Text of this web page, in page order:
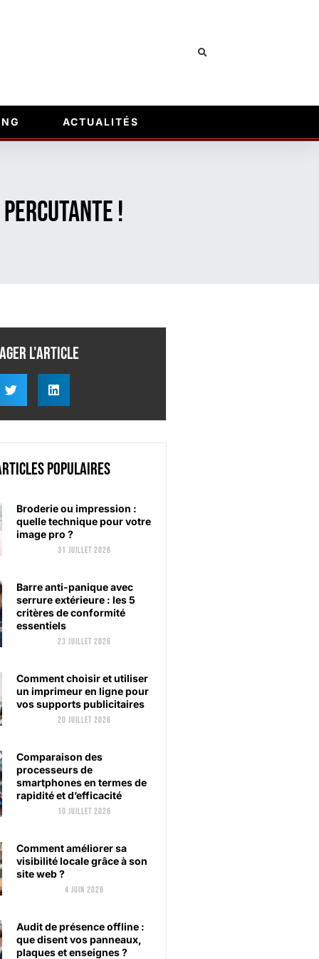
ACTUALITÉS
!
l'article
populaires
Broderie ou impression :
quelle technique pour votre
image pro ?
31 juillet 2026
Barre anti-panique avec
serrure extérieure : les 5
critères de conformité
essentiels
23 juillet 2026
Comment choisir et utiliser
un imprimeur en ligne pour
vos supports publicitaires
20 juillet 2026
Comparaison des
processeurs de
smartphones en termes de
rapidité et d’efficacité
10 juillet 2026
Comment améliorer sa
visibilité locale grâce à son
site web ?
4 juin 2026
Audit de présence offline :
que disent vos panneaux,
plaques et enseignes ?